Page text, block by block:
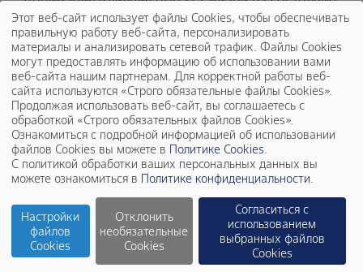
организма, знаний о том, как устроен человек
и выполнения профилактических мер.
Несмотря на это, 59% определили свой
уровень медицинской грамотности как
достаточный.
Важно отметить, что наиболее ответственными
к своему здоровью считают себя молодые
люди до 24 лет, а россияне в возрасте 46-59
лет, которые находятся в потенциальной
группе риска развития многих заболеваний,
чаще остальных не прибегают к врачебной
Этот веб-сайт использует файлы Cookies, чтобы обеспечивать
правильную работу веб-сайта, персонализировать
материалы и анализировать сетевой трафик. Файлы Cookies
могут предоставлять информацию об использовании вами
веб-сайта нашим партнерам. Для корректной работы веб-
сайта используются «Строго обязательные файлы Cookies».
Продолжая использовать веб-сайт, вы соглашаетесь с
обработкой «Строго обязательных файлов Cookies».
Ознакомиться с подробной информацией об использовании
файлов Cookies вы можете в Политике Cookies.
С политикой обработки ваших персональных данных вы
можете ознакомиться в Политике конфиденциальности.
Настройки
файлов
Cookies
Отклонить
необязательные
Cookies
Согласиться с
использованием
выбранных файлов
Cookies